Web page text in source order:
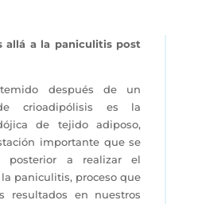
allá a la paniculitis post
después de un
crioadipólisis es la
de tejido adiposo,
importante que se
posterior a realizar el
paniculitis, proceso que
resultados en nuestros